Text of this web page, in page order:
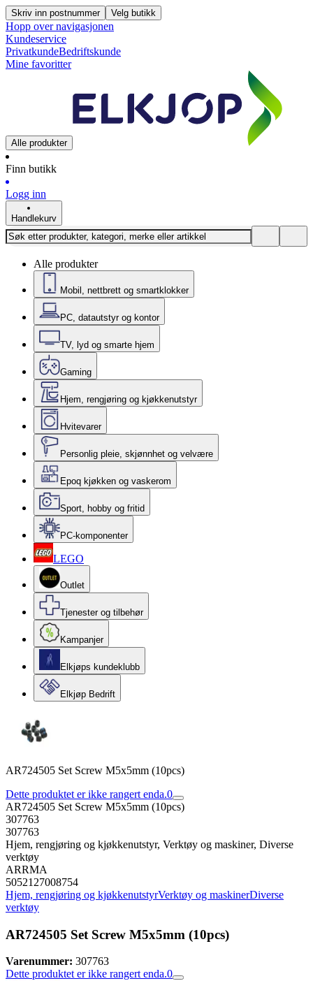
Skriv inn postnummer Velg butikk
Hopp over navigasjonen
Kundeservice
PrivatkundeBedriftskunde
Mine favoritter
Alle produkter
Finn butikk
Logg inn
Handlekurv
Alle produkter
Mobil, nettbrett og smartklokker
PC, datautstyr og kontor
TV, lyd og smarte hjem
Gaming
Hjem, rengjøring og kjøkkenutstyr
Hvitevarer
Personlig pleie, skjønnhet og velvære
Epoq kjøkken og vaskerom
Sport, hobby og fritid
PC-komponenter
LEGO
Outlet
Tjenester og tilbehør
Kampanjer
Elkjøps kundeklubb
Elkjøp Bedrift
AR724505 Set Screw M5x5mm (10pcs)
Dette produktet er ikke rangert enda.0
AR724505 Set Screw M5x5mm (10pcs)
307763
307763
Hjem, rengjøring og kjøkkenutstyr, Verktøy og maskiner, Diverse
verktøy
ARRMA
5052127008754
Hjem, rengjøring og kjøkkenutstyrVerktøy og maskinerDiverse
verktøy
AR724505 Set Screw M5x5mm (10pcs)
Varenummer: 307763
Dette produktet er ikke rangert enda.0